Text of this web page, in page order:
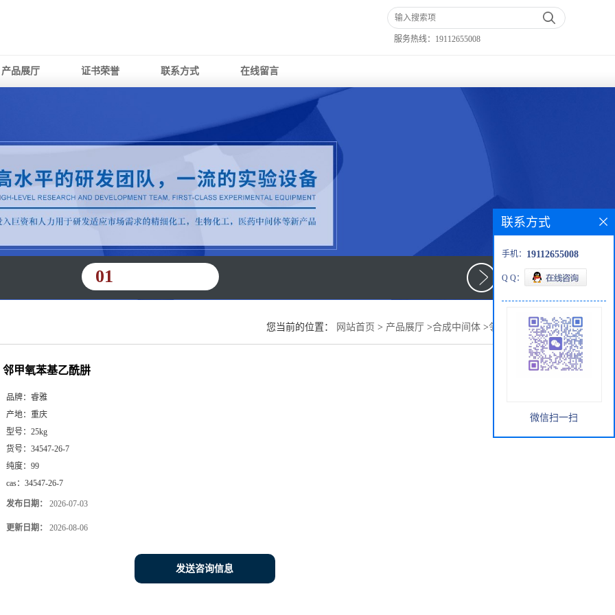
服务热线： 19112655008
产品展厅 证书荣誉 联系方式 在线留言
01
您当前的位置： 网站首页 > 产品展厅 >合成中间体 >邻甲氧苯基乙酰肼
邻甲氧苯基乙酰肼
品牌： 睿雅
产地： 重庆
型号： 25kg
货号： 34547-26-7
纯度： 99
cas： 34547-26-7
发布日期： 2026-07-03
更新日期： 2026-08-06
发送咨询信息
联系方式
手机： 19112655008
Q Q：
微信扫一扫